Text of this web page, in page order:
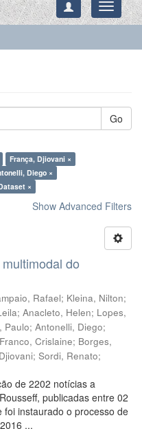
Toggle
Go
França, Djiovani ×
Diego ×
×
Show Advanced Filters
do
Rafael; Kleina, Nilton;
; Anacleto, Helen; Lopes,
Paulo; Antonelli, Diego;
Franco, Crislaine; Borges,
; Sordi, Renato;
de 2202 notícias a
publicadas entre 02
instaurado o processo de
...